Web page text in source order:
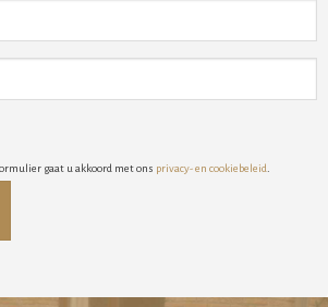
gaat u akkoord met ons privacy- en cookiebeleid